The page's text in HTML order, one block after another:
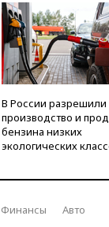
В России разрешили
производство и
бензина низких
экологических
Финансы Авто